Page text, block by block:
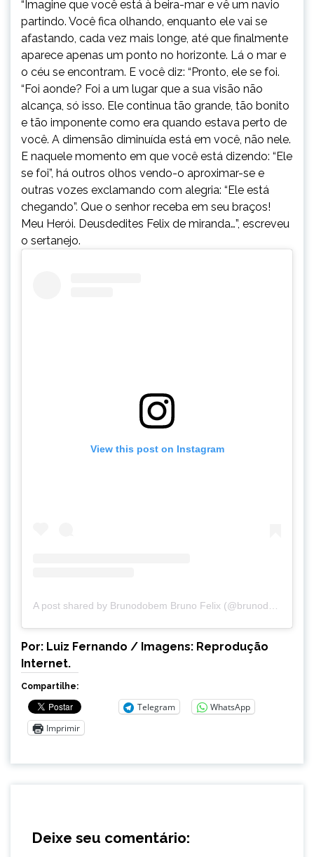
“Imagine que você está à beira-mar e vê um navio
partindo. Você fica olhando, enquanto ele vai se
afastando, cada vez mais longe, até que finalmente
aparece apenas um ponto no horizonte. Lá o mar e
o céu se encontram. E você diz: “Pronto, ele se foi.
“Foi aonde? Foi a um lugar que a sua visão não
alcança, só isso. Ele continua tão grande, tão bonito
e tão imponente como era quando estava perto de
você. A dimensão diminuída está em você, não nele.
E naquele momento em que você está dizendo: “Ele
se foi”, há outros olhos vendo-o aproximar-se e
outras vozes exclamando com alegria: “Ele está
chegando”. Que o senhor receba em seu braços!
Meu Herói. Deusdedites Felix de miranda…”, escreveu
o sertanejo.
View this post on Instagram
A post shared by Brunodobem Bruno Felix (@brunodobem)
Por: Luiz Fernando / Imagens: Reprodução
Internet.
Compartilhe:
Telegram
WhatsApp
Imprimir
Deixe seu comentário: